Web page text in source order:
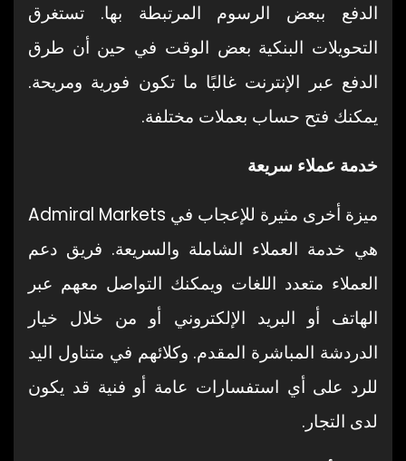
الدفع ببعض الرسوم المرتبطة بها. تستغرق
التحويلات البنكية بعض الوقت في حين أن طرق
الدفع عبر الإنترنت غالبًا ما تكون فورية ومريحة.
يمكنك فتح حساب بعملات مختلفة.
خدمة عملاء سريعة
ميزة أخرى مثيرة للإعجاب في Admiral Markets
هي خدمة العملاء الشاملة والسريعة. فريق دعم
العملاء متعدد اللغات ويمكنك التواصل معهم عبر
الهاتف أو البريد الإلكتروني أو من خلال خيار
الدردشة المباشرة المقدم. وكلائهم في متناول اليد
للرد على أي استفسارات عامة أو فنية قد يكون
لدى التجار.